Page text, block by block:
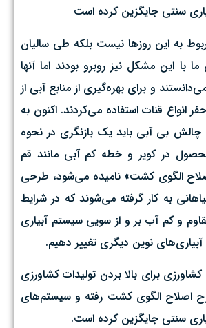
سنتی جایگزین کرده است
به این روزها نیست بلکه طی سالیان
ما با این مشکل نیز روبرو بودند اما آنها
و برای بهره‌گیری از منابع آبی از
انواع قنات استفاده می‌کردند. اکنون به
چالش بی آبی باید یک بازنگری در نحوه
در کویر و خطه کم آبی مانند قم
الگوی کشت» نامیده می‌شود، طرحی
به کار گرفته می‌شوند که در شرایط
و کم آب بر و از سویی سیستم آبیاری
نوین دیگری تغییر دهیم.
برای بالا بردن تولیدات کشاورزی
اصلاح الگوی کشت رفته و سیستم‌های
سنتی جایگزین کرده است.